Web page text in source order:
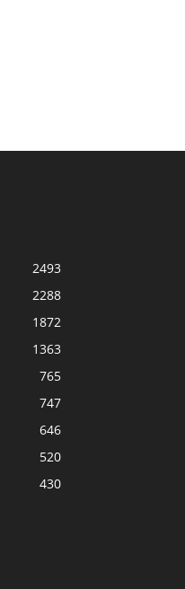
2493
2288
1872
1363
765
747
646
520
430